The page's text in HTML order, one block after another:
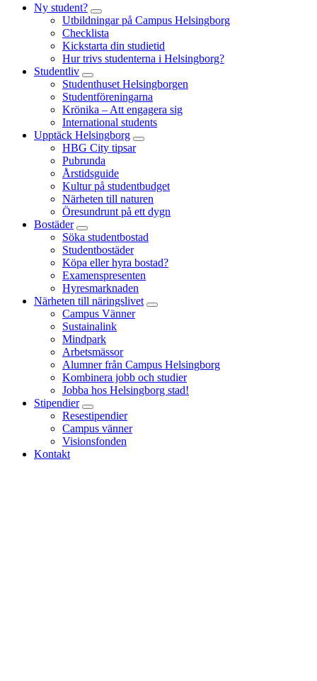
Ny student?
Utbildningar på Campus Helsingborg
Checklista
Kickstarta din studietid
Hur trivs studenterna i Helsingborg?
Studentliv
Studenthuset Helsingborgen
Studentföreningarna
Krönika – Att engagera sig
International students
Upptäck Helsingborg
HBG City tipsar
Pubrunda
Årstidsguide
Kultur på studentbudget
Närheten till naturen
Öresundrunt på ett dygn
Bostäder
Söka studentbostad
Studentbostäder
Köpa eller hyra bostad?
Examenspresenten
Hyresmarknaden
Närheten till näringslivet
Campus Vänner
Sustainalink
Mindpark
Arbetsmässor
Alumner från Campus Helsingborg
Kombinera jobb och studier
Jobba hos Helsingborg stad!
Stipendier
Resestipendier
Campus vänner
Visionsfonden
Kontakt